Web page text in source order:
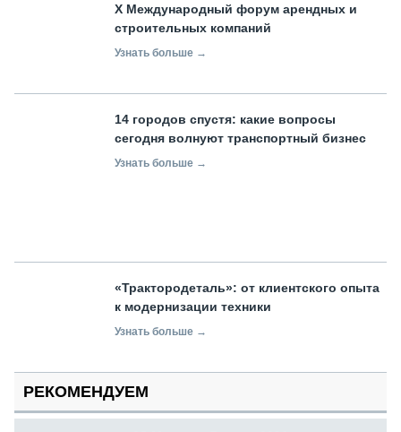
X Международный форум арендных и
строительных компаний
Узнать больше →
14 городов спустя: какие вопросы
сегодня волнуют транспортный бизнес
Узнать больше →
«Трактородеталь»: от клиентского опыта
к модернизации техники
Узнать больше →
РЕКОМЕНДУЕМ